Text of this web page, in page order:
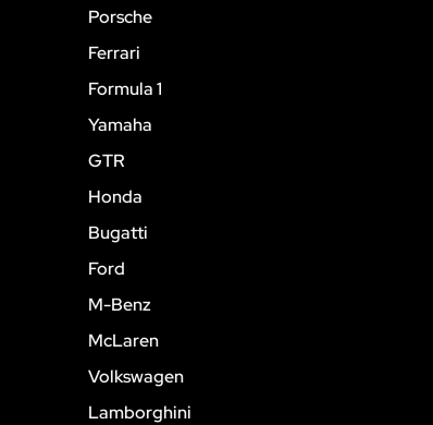
Porsche
Ferrari
Formula 1
Yamaha
GTR
Honda
Bugatti
Ford
M-Benz
McLaren
Volkswagen
Lamborghini